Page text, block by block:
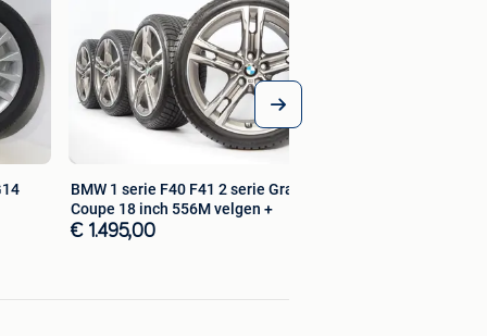
BMW 1 serie F40 F41 2 serie Gran
Coupe 18 inch 556M velgen +
€ 1.495,00